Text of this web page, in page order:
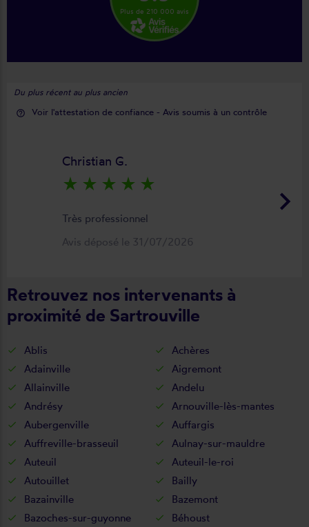
Plus de 210 000 avis
Du plus récent au plus ancien
help_outline Voir l'attestation de confiance - Avis soumis à un contrôle
keyboard_arrow_right
Christian G.
star_rate star_rate star_rate star_rate star_rate
Très professionnel
Avis déposé le 31/07/2026
Retrouvez nos intervenants à
proximité de Sartrouville
Ablis
Achères
Adainville
Aigremont
Allainville
Andelu
Andrésy
Arnouville-lès-mantes
Aubergenville
Auffargis
Auffreville-brasseuil
Aulnay-sur-mauldre
Auteuil
Auteuil-le-roi
Autouillet
Bailly
Bazainville
Bazemont
Bazoches-sur-guyonne
Béhoust